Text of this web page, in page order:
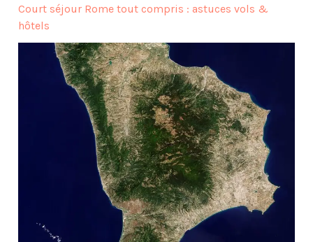
Court séjour Rome tout compris : astuces vols &
hôtels